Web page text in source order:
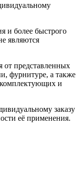
и более быстрого
являются
от представленных
фурнитуре, а также
и
заказу
её применения.